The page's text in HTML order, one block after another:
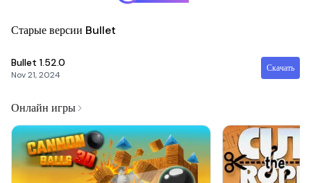
Старые версии Bullet
Bullet 1.52.0
Nov 21, 2024
Скачать
Онлайн игры